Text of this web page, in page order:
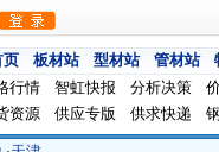
页 板材站 型材站 管材站
行情
智虹快报 分析决策
资源
供应专版 供求快递